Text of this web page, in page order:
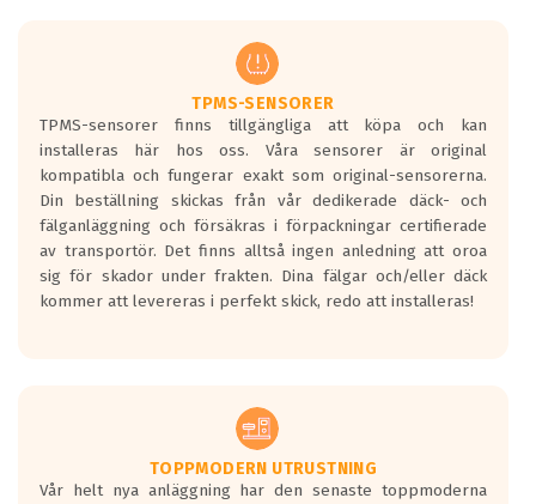
TPMS-SENSORER
TPMS-sensorer finns tillgängliga att köpa och kan
installeras här hos oss. Våra sensorer är original
kompatibla och fungerar exakt som original-sensorerna.
Din beställning skickas från vår dedikerade däck- och
fälganläggning och försäkras i förpackningar certifierade
av transportör. Det finns alltså ingen anledning att oroa
sig för skador under frakten. Dina fälgar och/eller däck
kommer att levereras i perfekt skick, redo att installeras!
TOPPMODERN UTRUSTNING
Vår helt nya anläggning har den senaste toppmoderna